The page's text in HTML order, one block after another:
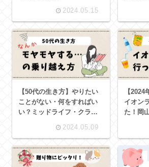
2024.05.15
【50代の生き方】やりたい
ことがない・何をすればい
い？ミッドライフ・クライ
2024.05.09
【2024
イオン
た！岡